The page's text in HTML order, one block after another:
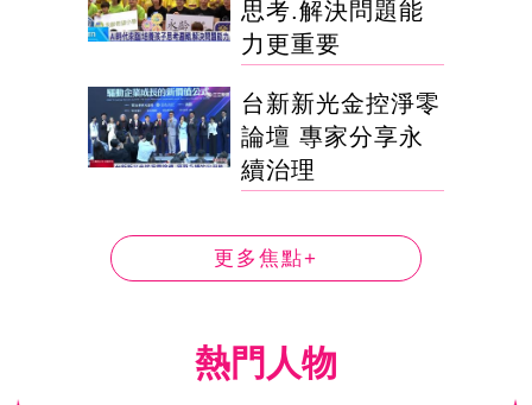
思考.解決問題能
力更重要
台新新光金控淨零
論壇 專家分享永
續治理
更多焦點+
熱門人物